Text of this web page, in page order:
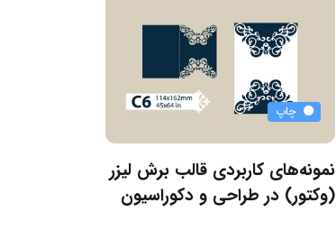
چاپ
نمونه‌های کاربردی قالب برش لیزر
(وکتور) در طراحی و دکوراسیون